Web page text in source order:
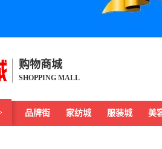
购物商城
SHOPPING MALL
品牌街 家纺城 服装城 美